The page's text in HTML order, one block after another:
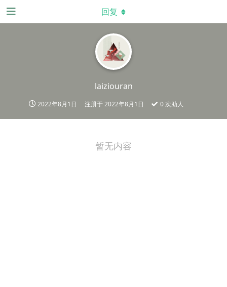
laiziouran
2022年8月1日 注册于2022年8月1日 0次助人
回复
暂无内容